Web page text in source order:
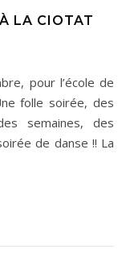
LA CIOTAT
folle soirée, des
semaines, des
de danse !! La